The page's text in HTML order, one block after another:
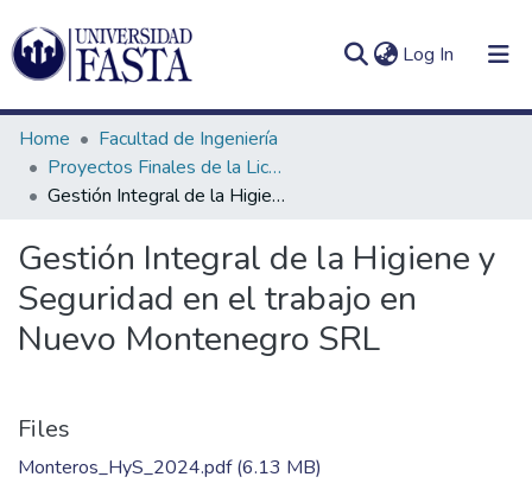
Log In (current)
Communities
&
Collections
All of DSpace
In(current)
Home
Facultad de Ingeniería
Proyectos Finales de la Licenciatura en Seguridad e Higiene en el Trabajo
Gestión Integral de la Higiene y Seguridad en el trabajo en Nuevo Montenegro SRL
Gestión Integral de la Higiene y
Seguridad en el trabajo en
Nuevo Montenegro SRL
Files
Monteros_HyS_2024.pdf(6.13 MB)